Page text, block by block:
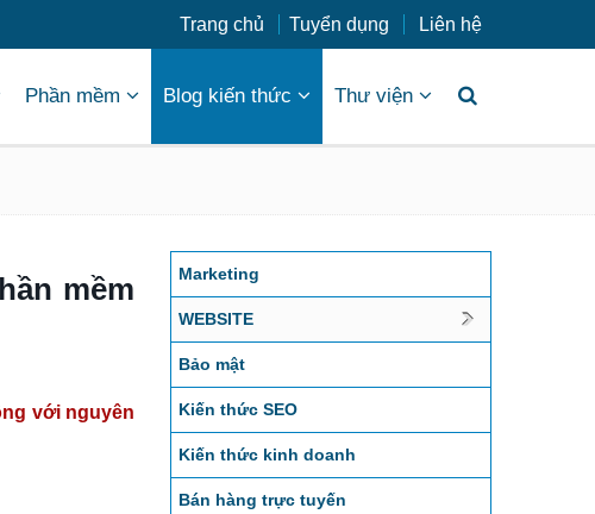
Trang chủ Tuyển dụng Liên hệ
Phần mềm Blog kiến thức Thư viện
mềm
với nguyên
Marketing
WEBSITE
Bảo mật
Kiến thức SEO
Kiến thức kinh doanh
Bán hàng trực tuyến